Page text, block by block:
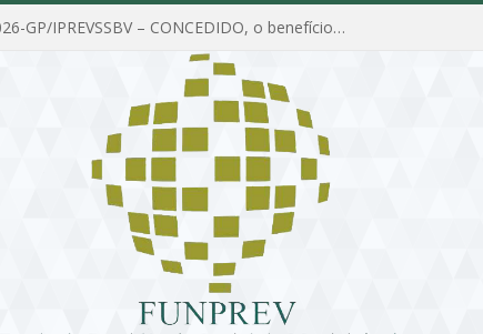
PORTARIA Nº 025/2026-GP/IPREVSSBV – CONCEDIDO, o benefício de PENSÃO a MARIA ESTELA DOS SANTOS SOUZA